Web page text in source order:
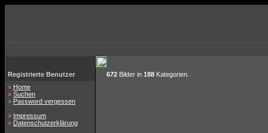
Registrierte Benutzer
» Home
» Suchen
» Password vergessen
» Impressum
» Datenschutzerklärung
672 Bilder in 188 Kategorien.